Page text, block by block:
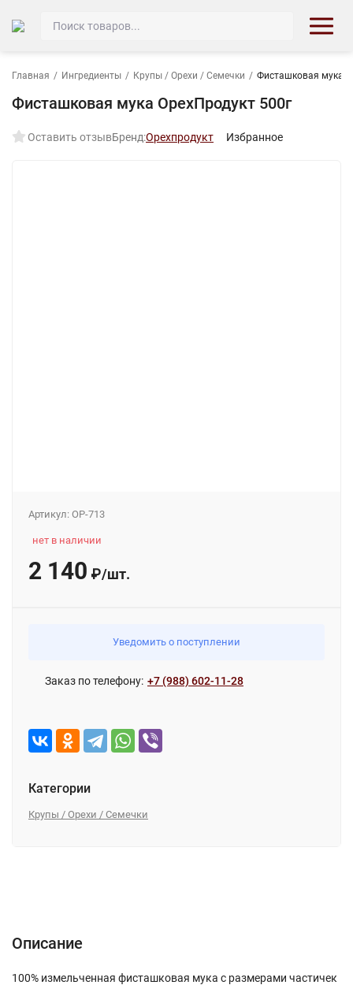
Главная / Ингредиенты / Крупы / Орехи / Семечки / Фисташковая мука
Фисташковая мука ОрехПродукт 500г
Оставить отзывБренд:Орехпродукт Избранное
Артикул: OP-713
нет в наличии
2 140 ₽/шт.
Уведомить о поступлении
Заказ по телефону: +7 (988) 602-11-28
Категории
Крупы / Орехи / Семечки
Описание
100% измельченная фисташковая мука с размерами частичек